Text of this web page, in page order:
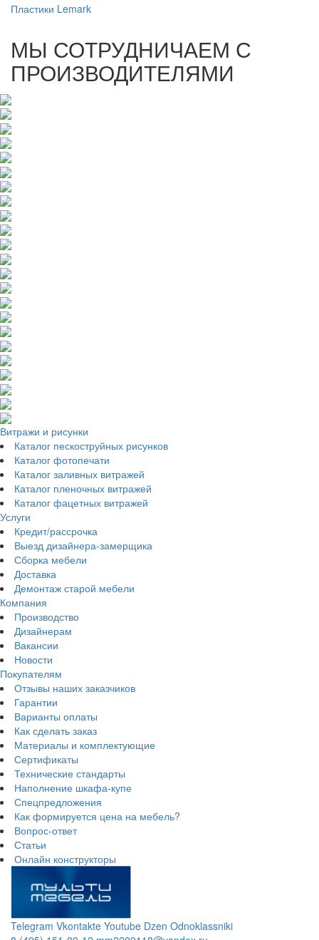
Пластики Lemark
МЫ СОТРУДНИЧАЕМ С
ПРОИЗВОДИТЕЛЯМИ
Витражи и рисунки
Каталог пескоструйных рисунков
Каталог фотопечати
Каталог заливных витражей
Каталог пленочных витражей
Каталог фацетных витражей
Услуги
Кредит/рассрочка
Выезд дизайнера-замерщика
Сборка мебели
Доставка
Демонтаж старой мебели
Компания
Производство
Дизайнерам
Вакансии
Новости
Покупателям
Отзывы наших заказчиков
Гарантии
Варианты оплаты
Как сделать заказ
Материалы и комплектующие
Сертификаты
Технические стандарты
Наполнение шкафа-купе
Спецпредложения
Как формируется цена на мебель?
Вопрос-ответ
Статьи
Онлайн конструкторы
Telegram Vkontakte Youtube Dzen Odnoklassniki